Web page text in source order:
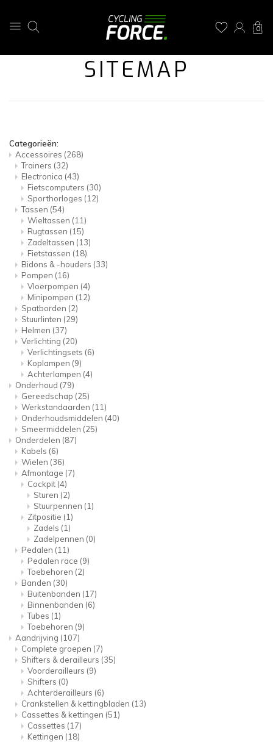
0
SITEMAP
Categorieën:
Accessoires (268)
Trainers (32)
Electronica (43)
Fietscomputers (30)
Sporthorloges (12)
Tassen (54)
Wieltassen (11)
Rugtassen (15)
Zadeltassen (13)
Fietstassen (18)
Bidons & -houders (33)
Pompen (16)
Vloerpompen (4)
Minipompen (12)
Spatborden (2)
Stuurlinten (29)
Helmen (37)
Verlichting (20)
Verlichtingsets (6)
Koplampen (9)
Achterlampen (4)
Onderhoud (79)
Gereedschap (25)
Werkstandaarden (11)
Onderhoudsmiddelen (40)
Smeermiddelen (25)
Onderdelen (87)
Kabels (6)
Wielen (36)
Afmontage (7)
Cockpit (4)
Sturen (2)
Stuurpennen (1)
Zitpositie (1)
Zadels (1)
Zadelpennen (0)
Pedalen (11)
Pedalen race (9)
Toebehoren (2)
Banden (30)
Buitenbanden (17)
Binnenbanden (6)
Tubes (1)
Toebehoren (9)
Aandrijving (107)
Complete groepen (7)
Shifters & derailleurs (35)
Voorderailleurs (9)
Shifters (0)
Achterderailleurs (6)
Crankstellen & kettingbladen (13)
Cassettes & kettingen (51)
Cassettes (17)
Kettingen (18)